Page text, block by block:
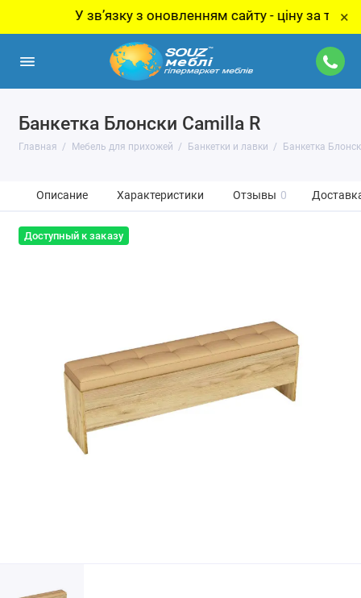
У звʼязку з оновленням сайту - ціну за товар ×
Банкетка Блонски Camilla R
Главная Мебель для прихожей Банкетки и лавки Банкетка
Описание Характеристики Отзывы 0
Доступный к заказу